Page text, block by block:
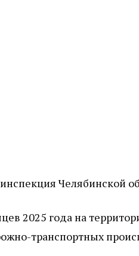
Челябинской
2025 года на
транспортных